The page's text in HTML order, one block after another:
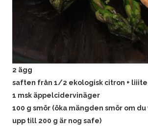
2 ägg
saften från 1/2 ekologisk citron +
1 msk äppelcidervinäger
100 g smör (öka mängden smör om du
upp till 200 g är nog safe)